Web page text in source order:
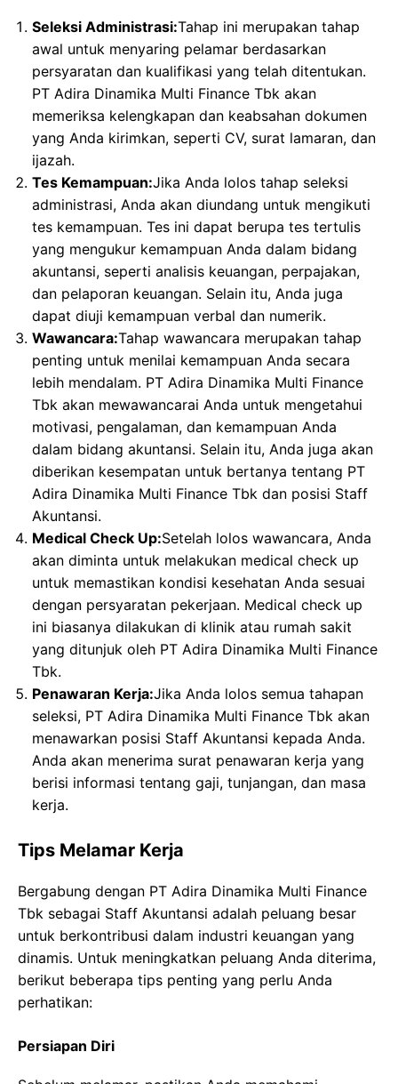
Seleksi Administrasi:Tahap ini merupakan tahap
awal untuk menyaring pelamar berdasarkan
persyaratan dan kualifikasi yang telah ditentukan.
PT Adira Dinamika Multi Finance Tbk akan
memeriksa kelengkapan dan keabsahan dokumen
yang Anda kirimkan, seperti CV, surat lamaran, dan
ijazah.
Tes Kemampuan:Jika Anda lolos tahap seleksi
administrasi, Anda akan diundang untuk mengikuti
tes kemampuan. Tes ini dapat berupa tes tertulis
yang mengukur kemampuan Anda dalam bidang
akuntansi, seperti analisis keuangan, perpajakan,
dan pelaporan keuangan. Selain itu, Anda juga
dapat diuji kemampuan verbal dan numerik.
Wawancara:Tahap wawancara merupakan tahap
penting untuk menilai kemampuan Anda secara
lebih mendalam. PT Adira Dinamika Multi Finance
Tbk akan mewawancarai Anda untuk mengetahui
motivasi, pengalaman, dan kemampuan Anda
dalam bidang akuntansi. Selain itu, Anda juga akan
diberikan kesempatan untuk bertanya tentang PT
Adira Dinamika Multi Finance Tbk dan posisi Staff
Akuntansi.
Medical Check Up:Setelah lolos wawancara, Anda
akan diminta untuk melakukan medical check up
untuk memastikan kondisi kesehatan Anda sesuai
dengan persyaratan pekerjaan. Medical check up
ini biasanya dilakukan di klinik atau rumah sakit
yang ditunjuk oleh PT Adira Dinamika Multi Finance
Tbk.
Penawaran Kerja:Jika Anda lolos semua tahapan
seleksi, PT Adira Dinamika Multi Finance Tbk akan
menawarkan posisi Staff Akuntansi kepada Anda.
Anda akan menerima surat penawaran kerja yang
berisi informasi tentang gaji, tunjangan, dan masa
kerja.
Tips Melamar Kerja
Bergabung dengan PT Adira Dinamika Multi Finance
Tbk sebagai Staff Akuntansi adalah peluang besar
untuk berkontribusi dalam industri keuangan yang
dinamis. Untuk meningkatkan peluang Anda diterima,
berikut beberapa tips penting yang perlu Anda
perhatikan:
Persiapan Diri